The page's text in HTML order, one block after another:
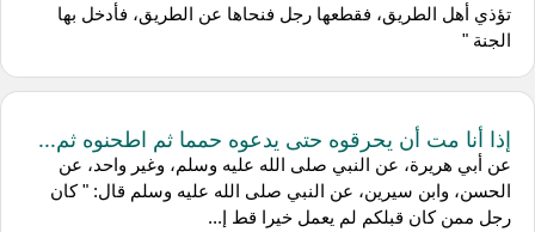
تؤذي أهل الطريق، فقطعها رجل فنحاها عن الطريق، فأدخل بها
الجنة "
إذا أنا مت أن يحرقوه حتى يدعوه حمما ثم اطحنوه ثم...
عن أبي هريرة، عن النبي صلى الله عليه وسلم، وغير واحد، عن
الحسن، وابن سيرين، عن النبي صلى الله عليه وسلم قال: " كان
رجل ممن كان قبلكم لم يعمل خيرا قط إ...